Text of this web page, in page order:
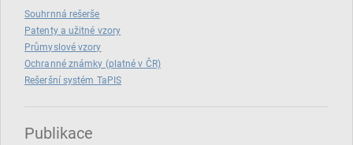
Souhrnná rešerše
Patenty a užitné vzory
Průmyslové vzory
Ochranné známky (platné v ČR)
Rešeršní systém TaPIS
Publikace